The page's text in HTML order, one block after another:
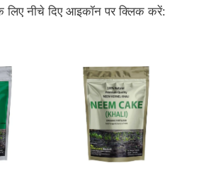
लिए नीचे दिए आइकॉन पर क्लिक करें: